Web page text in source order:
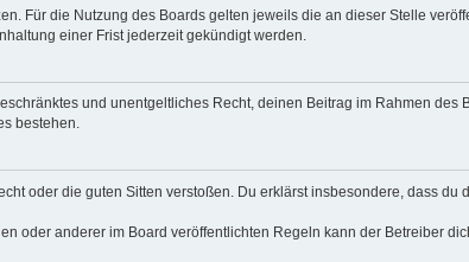
Für die Nutzung des Boards gelten jeweils die an dieser Stelle
einer Frist jederzeit gekündigt werden.
und unentgeltliches Recht, deinen Beitrag im Rahmen des
bestehen.
oder die guten Sitten verstoßen. Du erklärst insbesondere, dass du
oder anderer im Board veröffentlichten Regeln kann der Betreiber